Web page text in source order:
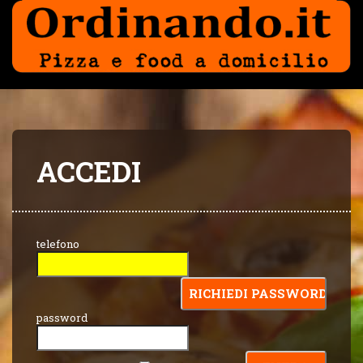
ACCEDI
telefono
password